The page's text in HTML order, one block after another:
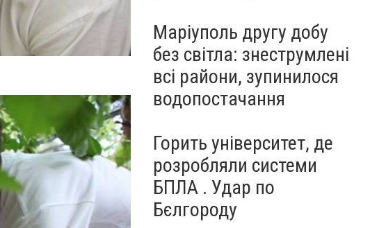
Маріуполь другу добу
без світла: знеструмлені
всі райони, зупинилося
водопостачання
Горить університет, де
розробляли системи
БПЛА . Удар по
Бєлгороду